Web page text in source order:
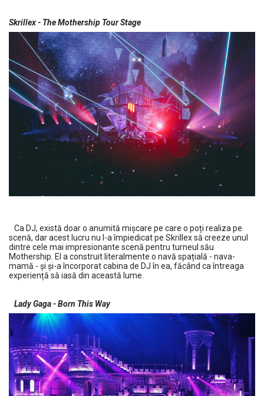
Skrillex - The Mothership Tour Stage
Ca DJ, există doar o anumită mișcare pe care o poți realiza pe
scenă, dar acest lucru nu l-a împiedicat pe Skrillex să creeze unul
dintre cele mai impresionante scenă pentru turneul său
Mothership. El a construit literalmente o navă spațială - nava-
mamă - și și-a încorporat cabina de DJ în ea, făcând ca întreaga
experiență să iasă din această lume.
Lady Gaga - Born This Way